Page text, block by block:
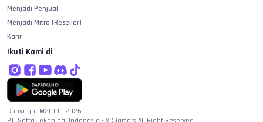
Menjadi Penjual
Menjadi Mitra (Reseller)
Karir
Ikuti Kami di
Copyright ©2019 - 2026